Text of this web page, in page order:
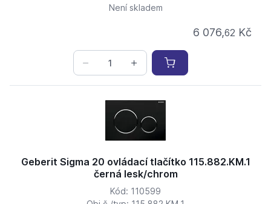
Není skladem
6 076,62 Kč
Geberit Sigma 20 ovládací tlačítko 115.882.KM.1
černá lesk/chrom
Kód: 110599